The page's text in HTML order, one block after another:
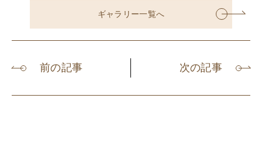
ギャラリー一覧へ
前の記事 次の記事